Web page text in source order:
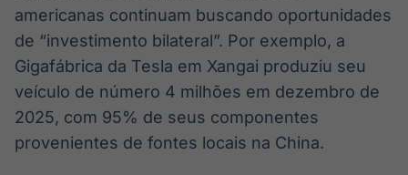
americanas continuam buscando oportunidades
de “investimento bilateral”. Por exemplo, a
Gigafábrica da Tesla em Xangai produziu seu
veículo de número 4 milhões em dezembro de
2025, com 95% de seus componentes
provenientes de fontes locais na China.